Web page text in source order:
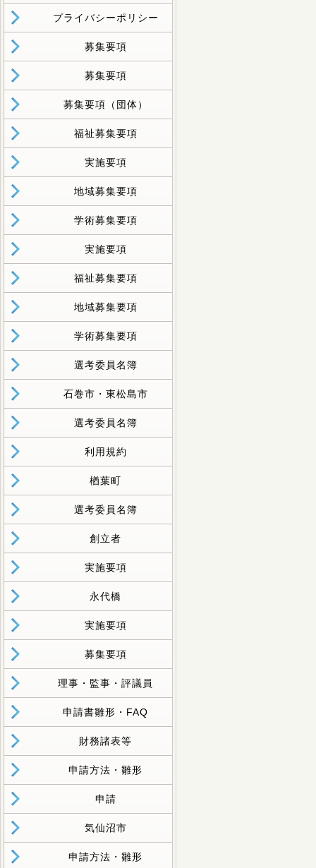
プライバシーポリシー
募集要項
募集要項
募集要項（団体）
福祉募集要項
実施要項
地域募集要項
学術募集要項
実施要項
福祉募集要項
地域募集要項
学術募集要項
選考委員名簿
石巻市・東松島市
選考委員名簿
利用規約
楢葉町
選考委員名簿
創立者
実施要項
永代橋
実施要項
募集要項
理事・監事・評議員
申請書雛形・FAQ
財務諸表等
申請方法・雛形
申請
気仙沼市
申請方法・雛形